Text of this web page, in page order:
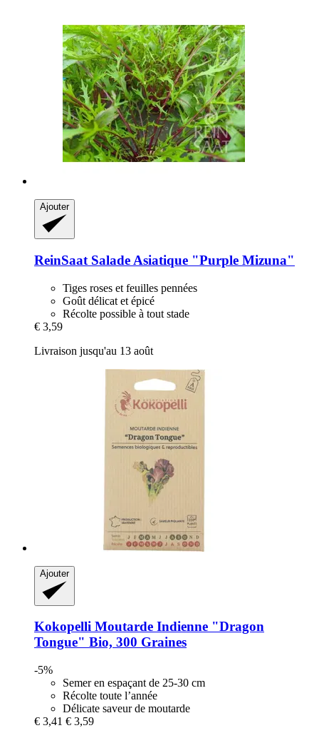
Ajouter
ReinSaat Salade Asiatique "Purple Mizuna"
Tiges roses et feuilles pennées
Goût délicat et épicé
Récolte possible à tout stade
€ 3,59
Livraison jusqu'au 13 août
Ajouter
Kokopelli Moutarde Indienne "Dragon
Tongue" Bio, 300 Graines
-5%
Semer en espaçant de 25-30 cm
Récolte toute l’année
Délicate saveur de moutarde
€ 3,41 € 3,59